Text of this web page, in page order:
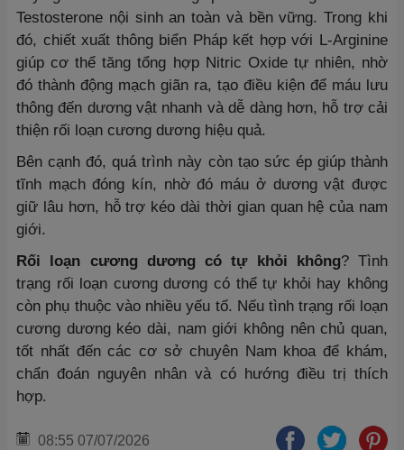
Testosterone nội sinh an toàn và bền vững. Trong khi
đó, chiết xuất thông biển Pháp kết hợp với L-Arginine
giúp cơ thể tăng tổng hợp Nitric Oxide tự nhiên, nhờ
đó thành động mạch giãn ra, tạo điều kiện để máu lưu
thông đến dương vật nhanh và dễ dàng hơn, hỗ trợ cải
thiện rối loạn cương dương hiệu quả.
Bên cạnh đó, quá trình này còn tạo sức ép giúp thành
tĩnh mạch đóng kín, nhờ đó máu ở dương vật được
giữ lâu hơn, hỗ trợ kéo dài thời gian quan hệ của nam
giới.
Rối loạn cương dương có tự khỏi không? Tình
trạng rối loạn cương dương có thể tự khỏi hay không
còn phụ thuộc vào nhiều yếu tố. Nếu tình trạng rối loạn
cương dương kéo dài, nam giới không nên chủ quan,
tốt nhất đến các cơ sở chuyên Nam khoa để khám,
chẩn đoán nguyên nhân và có hướng điều trị thích
hợp.
08:55 07/07/2026